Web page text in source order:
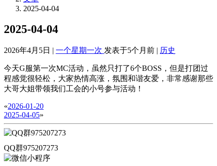
2025-04-04
2025-04-04
2026年4月5日 | 一个星期一次 发表于5个月前 | 历史
今天G服第一次MC活动，虽然只打了6个BOSS，但是打团过
程感觉很轻松，大家热情高涨，氛围和谐友爱，非常感谢那些
大哥大姐带领我们工会的小号参与活动！
«2026-01-20
2025-04-05»
QQ群975207273